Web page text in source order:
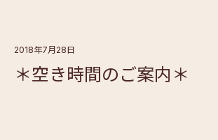
2018年7月28日
＊空き時間のご案内＊